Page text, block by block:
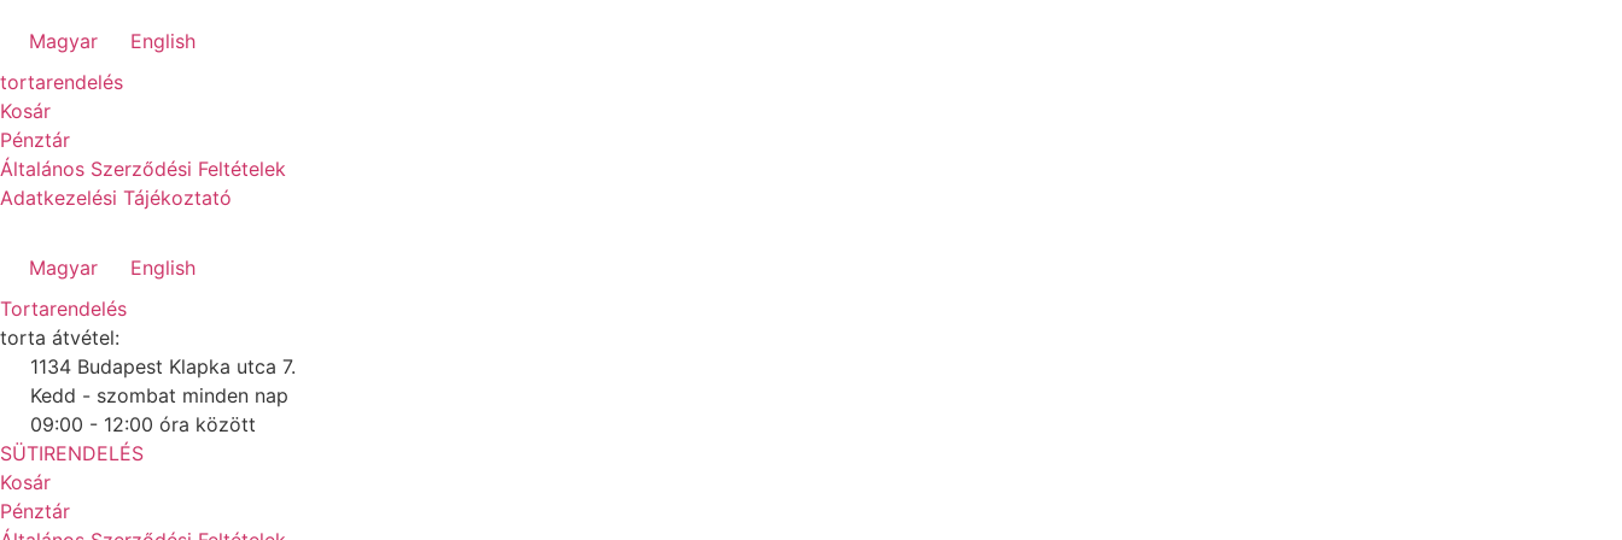
Magyar
English
tortarendelés
Kosár
Pénztár
Általános Szerződési Feltételek
Adatkezelési Tájékoztató
Magyar
English
Tortarendelés
torta átvétel:
1134 Budapest Klapka utca 7.
Kedd - szombat minden nap
09:00 - 12:00 óra között
SÜTIRENDELÉS
Kosár
Pénztár